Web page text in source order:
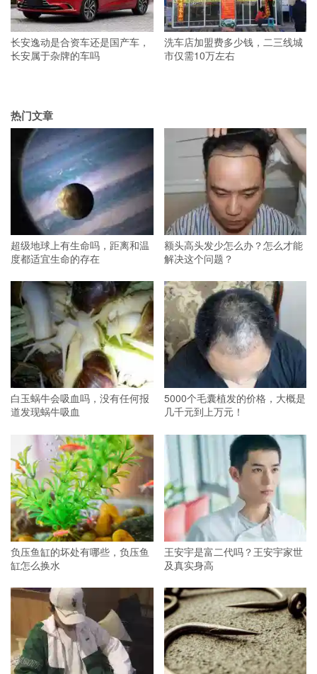
长安逸动是合资车还是国产车，
长安属于杂牌的车吗
洗车店加盟费多少钱，二三线城
市仅需10万左右
热门文章
超级地球上有生命吗，距离和温
度都适宜生命的存在
额头高头发少怎么办？怎么才能
解决这个问题？
白玉蜗牛会吸血吗，没有任何报
道发现蜗牛吸血
5000个毛囊植发的价格，大概是
几千元到上万元！
负压鱼缸的坏处有哪些，负压鱼
缸怎么换水
王安宇是富二代吗？王安宇家世
及真实身高